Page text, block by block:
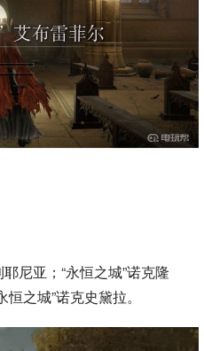
尼亚；“永恒之城”诺克隆
之城”诺克史黛拉。